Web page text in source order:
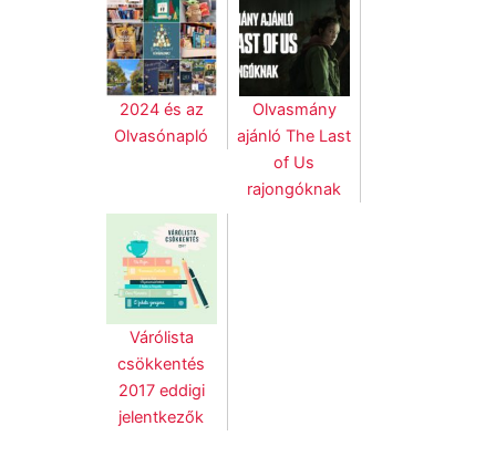
2024 és az
Olvasónapló
Olvasmány
ajánló The Last
of Us
rajongóknak
Várólista
csökkentés
2017 eddigi
jelentkezők